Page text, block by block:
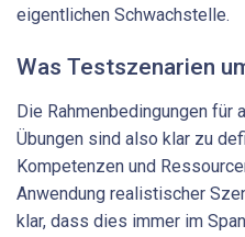
eigentlichen Schwachstelle.
Was Testszenarien
Die Rahmenbedingungen für
Übungen sind also klar zu
Kompetenzen und
Anwendung realistischer
klar, dass dies immer im